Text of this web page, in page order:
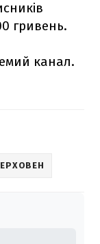
гривень.
канал.